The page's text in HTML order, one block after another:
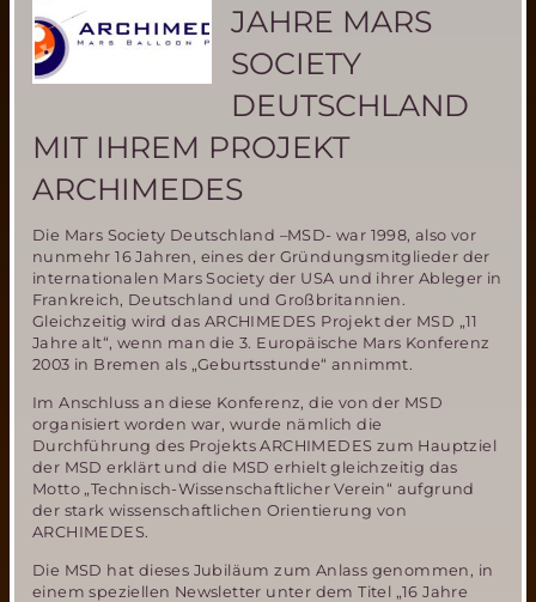
JAHRE MARS
SOCIETY
DEUTSCHLAND
MIT IHREM PROJEKT
ARCHIMEDES
Die Mars Society Deutschland –MSD- war 1998, also vor
nunmehr 16 Jahren, eines der Gründungsmitglieder der
internationalen Mars Society der USA und ihrer Ableger in
Frankreich, Deutschland und Großbritannien.
Gleichzeitig wird das ARCHIMEDES Projekt der MSD „11
Jahre alt“, wenn man die 3. Europäische Mars Konferenz
2003 in Bremen als „Geburtsstunde“ annimmt.
Im Anschluss an diese Konferenz, die von der MSD
organisiert worden war, wurde nämlich die
Durchführung des Projekts ARCHIMEDES zum Hauptziel
der MSD erklärt und die MSD erhielt gleichzeitig das
Motto „Technisch-Wissenschaftlicher Verein“ aufgrund
der stark wissenschaftlichen Orientierung von
ARCHIMEDES.
Die MSD hat dieses Jubiläum zum Anlass genommen, in
einem speziellen Newsletter unter dem Titel „16 Jahre